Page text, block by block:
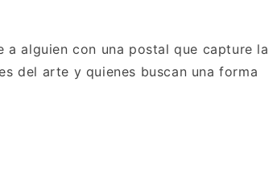
a alguien con una postal que capture la
del arte y quienes buscan una forma